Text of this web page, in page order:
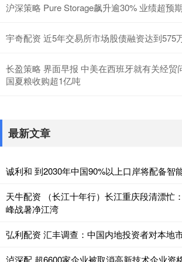
沪深策略 Pure Storage飙升逾30% 业绩超预
宇奇配资 近5年交易所市场股债融资达到575
长盈策略 界面早报 中美在西班牙就有关经贸
国夏粮收购超1亿吨
最新文章
诚利和 到2030年中国90%以上口岸将配备智
天牛配资 （长江十年行）长江重庆段清漂忙
峰战暑净江湾
弘利配资 汇丰调查：中国内地投资者对本地
泸深配 超6600家企业被取消高新技术企业资